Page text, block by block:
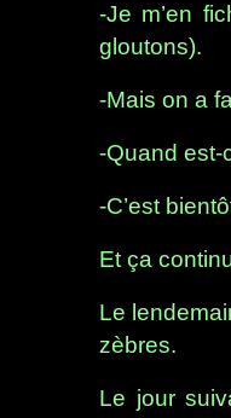
-Je m’en
gloutons).
-Mais on a
-Quand est-
-C’est
Et ça
Le
zèbres.
Le jour